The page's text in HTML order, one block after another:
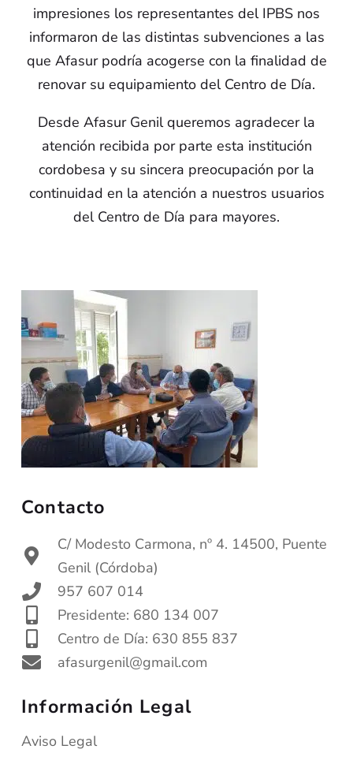
impresiones los representantes del IPBS nos
informaron de las distintas subvenciones a las
que Afasur podría acogerse con la finalidad de
renovar su equipamiento del Centro de Día.
Desde Afasur Genil queremos agradecer la
atención recibida por parte esta institución
cordobesa y su sincera preocupación por la
continuidad en la atención a nuestros usuarios
del Centro de Día para mayores.
Contacto
C/ Modesto Carmona, nº 4. 14500, Puente
Genil (Córdoba)
957 607 014
Presidente: 680 134 007
Centro de Día: 630 855 837
afasurgenil@gmail.com
Información Legal
Aviso Legal